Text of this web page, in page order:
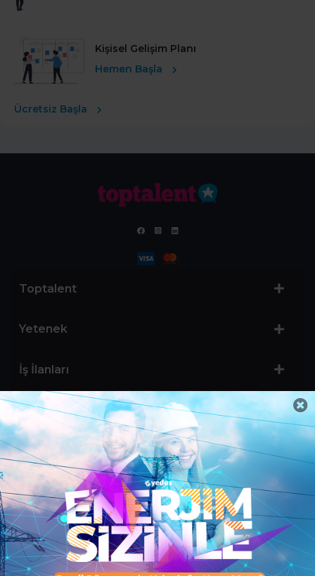
Kişisel Gelişim Planı
Hemen Başla
Ücretsiz Başla
Toptalent
Yetenek
İş İlanları
Sertifika Programları
Yetenek Testleri
İşveren